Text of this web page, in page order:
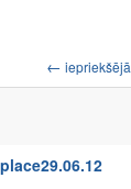
← iepriekšējā